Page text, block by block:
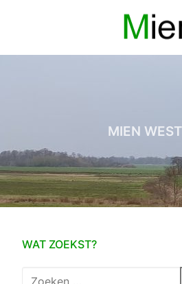
inhoud
MIEN
WAT ZOEKST?
Zoeken